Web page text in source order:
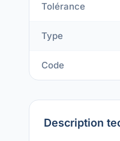
Tolérance
Type
Code
Description